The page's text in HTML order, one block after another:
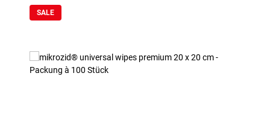
SALE